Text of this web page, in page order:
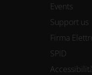
Events
Support us
Firma
SPID